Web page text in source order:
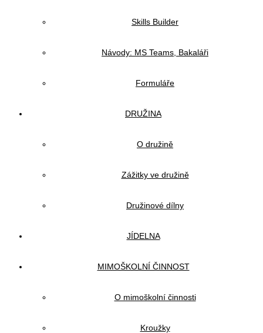
Skills Builder
Návody: MS Teams, Bakaláři
Formuláře
DRUŽINA
O družině
Zážitky ve družině
Družinové dílny
JÍDELNA
MIMOŠKOLNÍ ČINNOST
O mimoškolní činnosti
Kroužky